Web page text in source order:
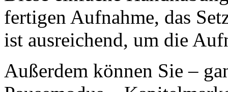
fertigen Aufnahme, das
ist ausreichend, um die
Außerdem können Sie –